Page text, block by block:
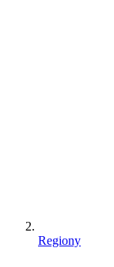
Regiony